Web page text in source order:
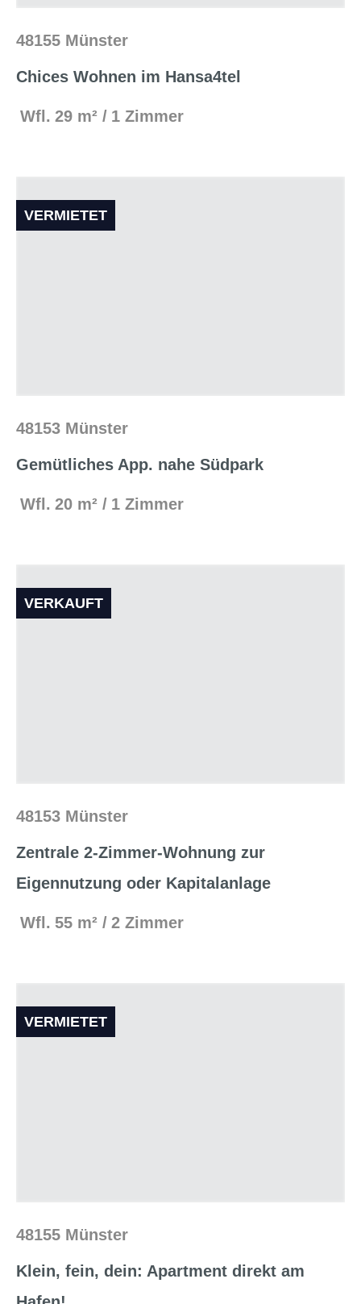
48155 Münster
Chices Wohnen im Hansa4tel
Wfl. 29 m² 1 Zimmer
VERMIETET
48153 Münster
Gemütliches App. nahe Südpark
Wfl. 20 m² 1 Zimmer
VERKAUFT
48153 Münster
Zentrale 2-Zimmer-Wohnung zur
Eigennutzung oder Kapitalanlage
Wfl. 55 m² 2 Zimmer
VERMIETET
48155 Münster
Klein, fein, dein: Apartment direkt am